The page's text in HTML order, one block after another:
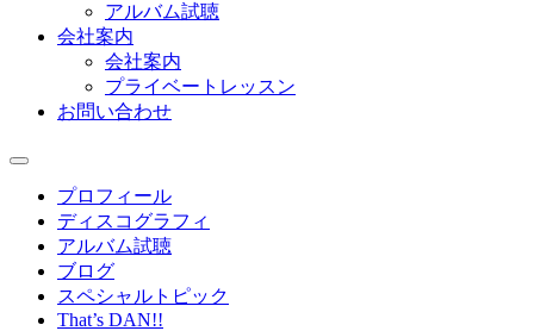
アルバム試聴
会社案内
会社案内
プライベートレッスン
お問い合わせ
プロフィール
ディスコグラフィ
アルバム試聴
ブログ
スペシャルトピック
That’s DAN!!